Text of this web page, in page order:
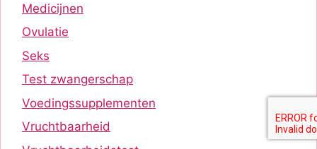
Medicijnen
Ovulatie
Seks
Test zwangerschap
Voedingssupplementen
Vruchtbaarheid